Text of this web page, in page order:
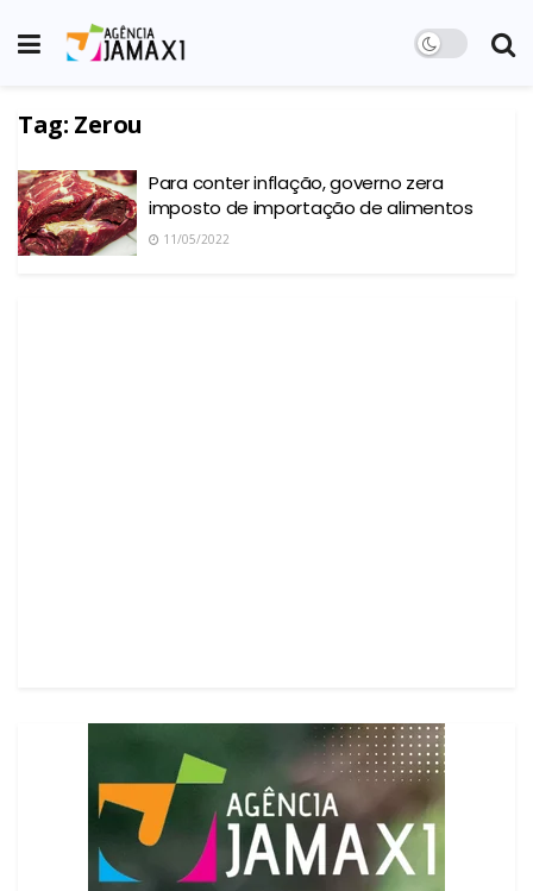
Tag: Zerou
Para conter inflação, governo zera
imposto de importação de alimentos
11/05/2022